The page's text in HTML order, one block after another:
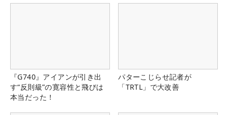
『G740』アイアンが引き出
す“反則級”の寛容性と飛びは
本当だった！
パターこじらせ記者が
「TRTL」で大改善